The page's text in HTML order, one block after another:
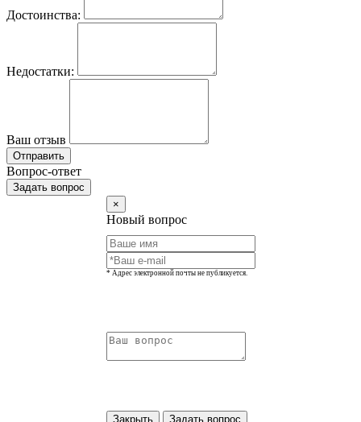
Достоинства:
Недостатки:
Ваш отзыв
Отправить
Вопрос-ответ
Задать вопрос
×
Новый вопрос
* Адрес электронной почты не публикуется.
Закрыть Задать вопрос